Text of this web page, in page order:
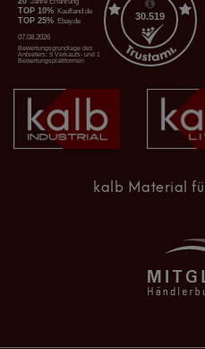
kalb Material